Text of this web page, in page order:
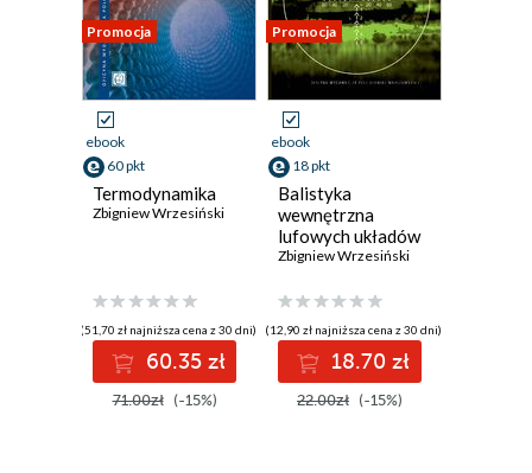
Promocja
ebook
60 pkt
Termodynamika
Zbigniew Wrzesiński
(51,70 zł najniższa cena z 30 dni)
60.35 zł
71.00zł (-15%)
Promocja
ebook
18 pkt
Balistyka
wewnętrzna
lufowych układów
bezodrzutowych w
bilansów
Zbigniew Wrzesiński
(12,90 zł najniższa cena z 30 dni)
18.70 zł
22.00zł (-15%)